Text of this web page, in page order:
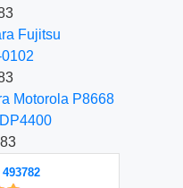
Fujitsu
Motorola P8668